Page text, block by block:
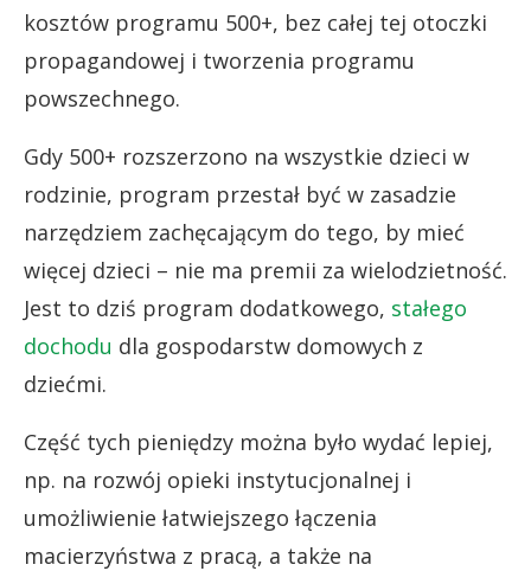
kosztów programu 500+, bez całej tej otoczki
propagandowej i tworzenia programu
powszechnego.
Gdy 500+ rozszerzono na wszystkie dzieci w
rodzinie, program przestał być w zasadzie
narzędziem zachęcającym do tego, by mieć
więcej dzieci – nie ma premii za wielodzietność.
Jest to dziś program dodatkowego, stałego
dochodu dla gospodarstw domowych z
dziećmi.
Część tych pieniędzy można było wydać lepiej,
np. na rozwój opieki instytucjonalnej i
umożliwienie łatwiejszego łączenia
macierzyństwa z pracą, a także na